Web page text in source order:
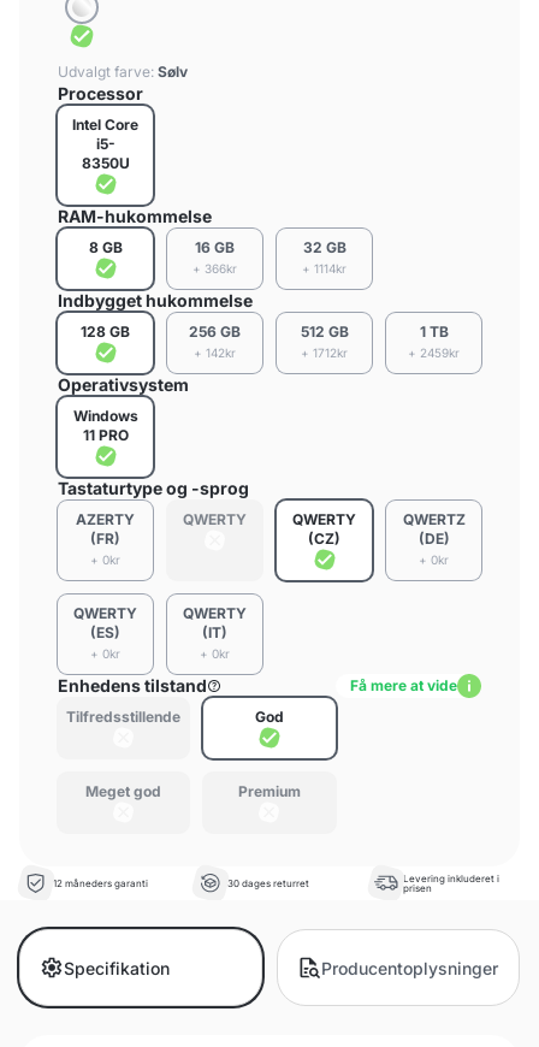
Udvalgt farve: Sølv
Processor
Intel Core
i5-
8350U
RAM-hukommelse
8 GB 16 GB
+ 366kr
32 GB
+ 1114kr
Indbygget hukommelse
128 GB 256 GB
+ 142kr
512 GB
+ 1712kr
1 TB
+ 2459kr
Operativsystem
Windows
11 PRO
Tastaturtype og -sprog
AZERTY
(FR)
+ 0kr
QWERTY
QWERTY
(CZ)
QWERTZ
(DE)
+ 0kr
QWERTY
(ES)
+ 0kr
QWERTY
(IT)
+ 0kr
Enhedens tilstand
Få mere at vide
Tilfredsstillende
God
Meget god Premium
12 måneders garanti 30 dages returret
Levering inkluderet i
prisen
Specifikation Producentoplysninger